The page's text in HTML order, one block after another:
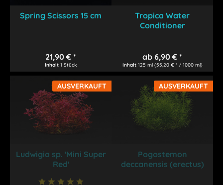
Spring Scissors 15 cm
21,90 € *
Inhalt1 Stück
Tropica Water
Conditioner
ab 6,90 € *
Inhalt 125 ml (55,20 € * / 1000 ml)
AUSVERKAUFT
Ludwigia sp. 'Mini Super
Red'
AUSVERKAUFT
Pogostemon
deccanensis (erectus)